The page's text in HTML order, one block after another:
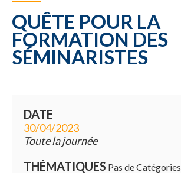
QUÊTE POUR LA
FORMATION DES
SÉMINARISTES
DATE
30/04/2023
Toute la journée
THÉMATIQUES Pas de Catégories